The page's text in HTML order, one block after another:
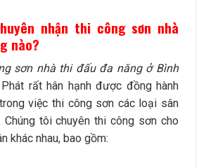
nhận thi công sơn nhà
nào?
sơn nhà thi đấu đa năng ở Bình
rất hân hạnh được đồng hành
việc thi công sơn các loại sân
tôi chuyên thi công sơn cho
khác nhau, bao gồm: